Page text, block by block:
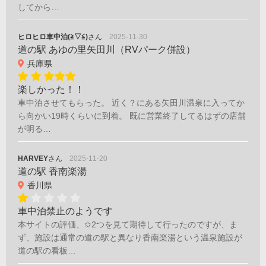
してから…
ヒロヒロ車中泊(≧▽≦)さん 2025-11-30
道の駅 あゆの里矢田川（RVパーク併設）
兵庫県
楽しかった！！
車中泊させてもらった。 近く？にある矢田川温泉に入ってか
ら向かい19時くらいに到着。 既に営業終了してるはずの店舗
が明る…
HARVEYさん 2025-11-20
道の駅 香南楽湯
香川県
車中泊禁止のようです
本サイトの評価、✩2つを見て期待して行ったのですが、ま
ず、施設は通常の道の駅と異なり香南楽湯という温泉施設が
道の駅の看板…